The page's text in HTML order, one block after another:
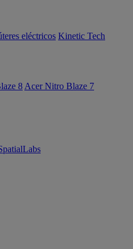
eléctricos Kinetic Tech
8 Acer Nitro Blaze 7